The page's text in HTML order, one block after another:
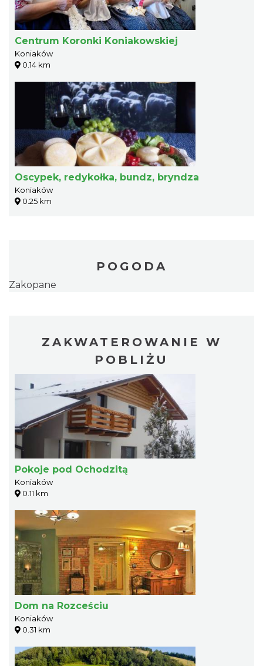
Centrum Koronki Koniakowskiej
Koniaków
0.14 km
Oscypek, redykołka, bundz, bryndza
Koniaków
0.25 km
POGODA
Zakopane
ZAKWATEROWANIE W
POBLIŻU
Pokoje pod Ochodzitą
Koniaków
0.11 km
Dom na Rozceściu
Koniaków
0.31 km